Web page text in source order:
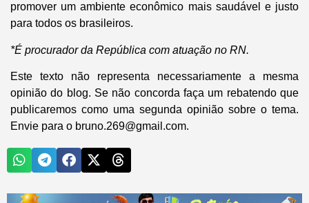
promover um ambiente econômico mais saudável e justo
para todos os brasileiros.
*É procurador da República com atuação no RN.
Este texto não representa necessariamente a mesma
opinião do blog. Se não concorda faça um rebatendo que
publicaremos como uma segunda opinião sobre o tema.
Envie para o bruno.269@gmail.com.